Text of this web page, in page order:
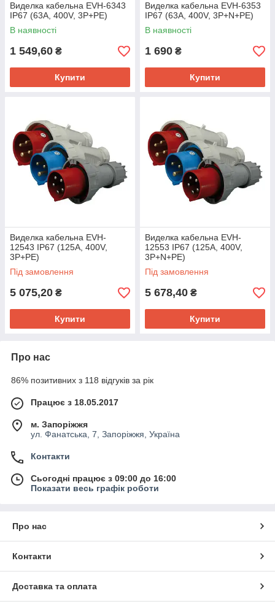
Виделка кабельна EVH-6343
IP67 (63A, 400V, 3P+PE)
В наявності
1 549,60 ₴
Купити
Виделка кабельна EVH-6353
IP67 (63A, 400V, 3P+N+PE)
В наявності
1 690 ₴
Купити
Виделка кабельна EVH-
12543 IP67 (125A, 400V,
3P+PE)
Під замовлення
5 075,20 ₴
Купити
Виделка кабельна EVH-
12553 IP67 (125A, 400V,
3P+N+PE)
Під замовлення
5 678,40 ₴
Купити
Про нас
86% позитивних з 118 відгуків за рік
Працює з 18.05.2017
м. Запоріжжя
ул. Фанатська, 7, Запоріжжя, Україна
Контакти
Сьогодні працює з 09:00 до 16:00
Показати весь графік роботи
Про нас
Контакти
Доставка та оплата